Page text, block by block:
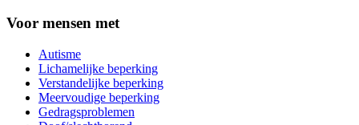
Voor mensen met
Autisme
Lichamelijke beperking
Verstandelijke beperking
Meervoudige beperking
Gedragsproblemen